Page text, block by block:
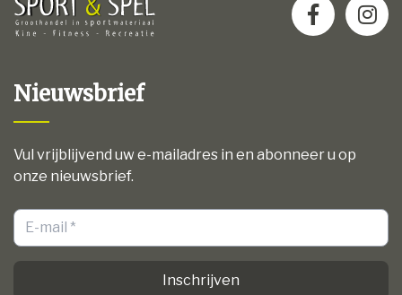
Nieuwsbrief
Vul vrijblijvend uw e-mailadres in en abonneer u op
onze nieuwsbrief.
Inschrijven